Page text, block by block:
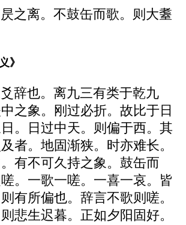
之离。不鼓缶而歌。则大耋
》
辞也。离九三有类于乾九
之象。刚过必折。故比于日
。日过中天。则偏于西。其
者。地固渐狭。时亦难长。
有不可久持之象。鼓缶而
。一歌一嗟。一喜一哀。皆
有所偏也。辞言不歌则嗟。
悲生迟暮。正如夕阳固好。